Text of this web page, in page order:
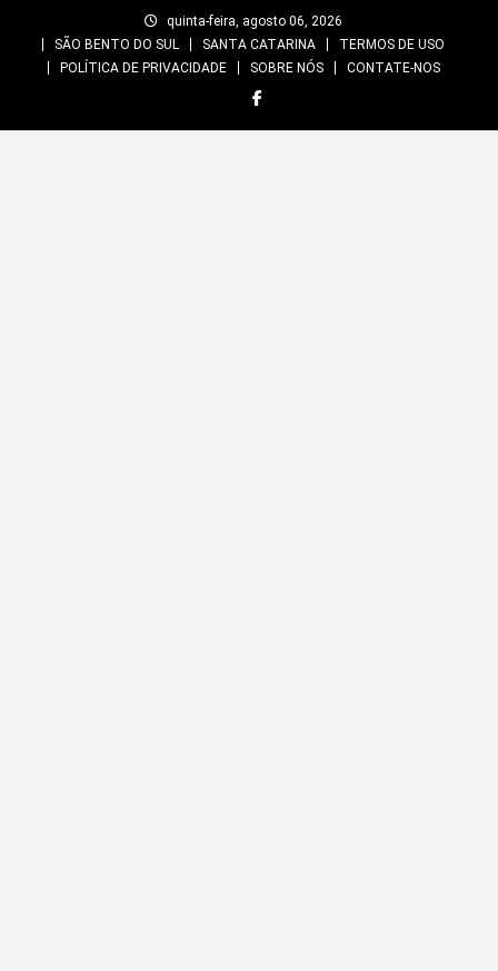
quinta-feira, agosto 06, 2026
SÃO BENTO DO SUL
SANTA CATARINA
TERMOS DE USO
POLÍTICA DE PRIVACIDADE
SOBRE NÓS CONTATE-NOS